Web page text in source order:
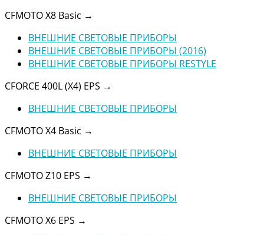
CFMOTO X8 Basic →
ВНЕШНИЕ СВЕТОВЫЕ ПРИБОРЫ
ВНЕШНИЕ СВЕТОВЫЕ ПРИБОРЫ (2016)
ВНЕШНИЕ СВЕТОВЫЕ ПРИБОРЫ RESTYLE
CFORCE 400L (X4) EPS →
ВНЕШНИЕ СВЕТОВЫЕ ПРИБОРЫ
CFMOTO X4 Basic →
ВНЕШНИЕ СВЕТОВЫЕ ПРИБОРЫ
CFMOTO Z10 EPS →
ВНЕШНИЕ СВЕТОВЫЕ ПРИБОРЫ
CFMOTO X6 EPS →